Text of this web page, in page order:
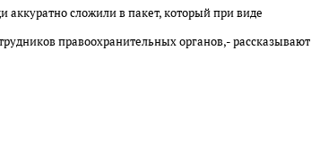
сложили в пакет, который при виде
правоохранительных органов,- рассказывают